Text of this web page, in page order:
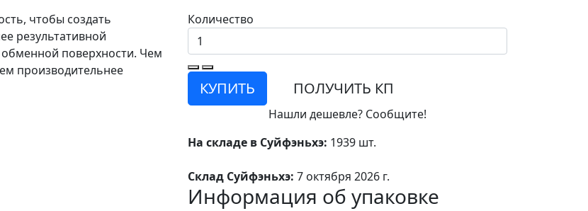
чтобы создать
результативной
поверхности. Чем
производительнее
Количество
КУПИТЬ ПОЛУЧИТЬ КП
Нашли дешевле? Сообщите!
На складе в Суйфэньхэ: 1939 шт.
Склад Суйфэньхэ: 7 октября 2026 г.
Информация об упаковке